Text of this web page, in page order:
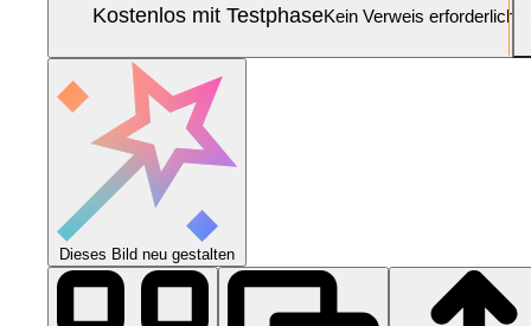
Kostenlos mit TestphaseKein Verweis erforderlich
Dieses Bild neu gestalten